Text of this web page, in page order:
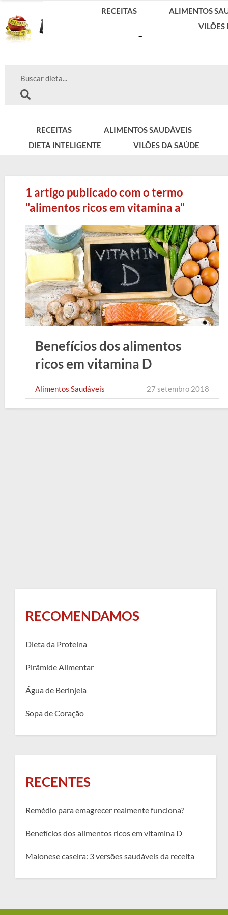
RECEITAS
ALIMENTOS SAUDÁVEIS
DIETA INTELIGENTE
VILÕES DA SAÚDE
RECEITAS
ALIMENTOS
VILÕES
1 artigo publicado com o termo
"alimentos ricos em vitamina a"
Benefícios dos alimentos
ricos em vitamina D
Alimentos Saudáveis 27 setembro 2018
RECOMENDAMOS
Dieta da Proteína
Pirâmide Alimentar
Água de Berinjela
Sopa de Coração
RECENTES
Remédio para emagrecer realmente funciona?
Benefícios dos alimentos ricos em vitamina D
Maionese caseira: 3 versões saudáveis da receita